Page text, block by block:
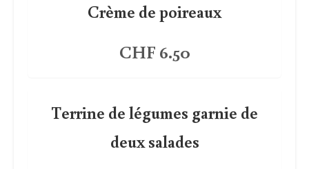
Crème de poireaux
CHF 6.50
Terrine de légumes garnie de
deux salades